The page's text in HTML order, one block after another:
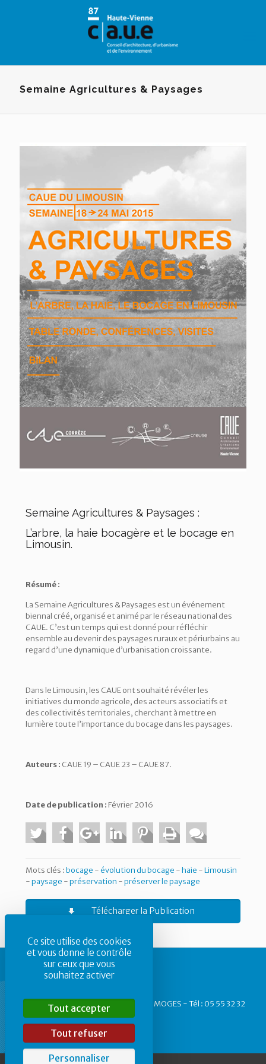
Semaine Agricultures & Paysages
Semaine Agricultures & Paysages :
L’arbre, la haie bocagère et le bocage en
Limousin.
Résumé :
La Semaine Agricultures & Paysages est un événement
biennal créé, organisé et animé par le réseau national des
CAUE. C’est un temps qui est donné pour réfléchir
ensemble au devenir des paysages ruraux et périurbains au
regard d’une dynamique d’urbanisation croissante.
Dans le Limousin, les CAUE ont souhaité révéler les
initiatives du monde agricole, des acteurs associatifs et
des collectivités territoriales, cherchant à mettre en
lumière toute l’importance du bocage dans les paysages.
Auteurs : CAUE 19 – CAUE 23 – CAUE 87.
Date de publication : Février 2016
Mots clés :bocage -évolution du bocage -haie -Limousin
-paysage -préservation -préserver le paysage
Télécharger la Publication
CAUE87 - 1, rue des Allois - 87 000 LIMOGES - Tél : 05 55 32 32
40
Panneau de gestion des cookies
Ce site utilise des cookies
et vous donne le contrôle
sur ceux que vous
souhaitez activer
Tout accepter
Tout refuser
Personnaliser